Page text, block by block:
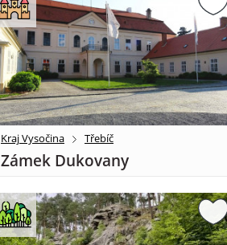
Kraj Vysočina Třebíč
Zámek Dukovany